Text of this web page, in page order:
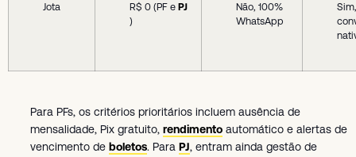
Jota R$ 0 (PF e PJ
)
Não, 100%
WhatsApp
Para PFs, os critérios prioritários incluem ausência de
mensalidade, Pix gratuito, rendimento automático e alertas de
vencimento de boletos. Para PJ, entram ainda gestão de